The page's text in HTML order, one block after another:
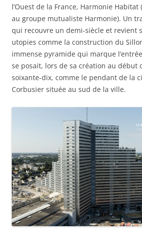
l’Ouest de la France, Harmonie
au groupe mutualiste Harmonie). Un
qui recouvre un demi-siècle et revient
utopies comme la construction du
immense pyramide qui marque
se posait, lors de sa création au début
soixante-dix, comme le pendant de la
Corbusier située au sud de la ville.